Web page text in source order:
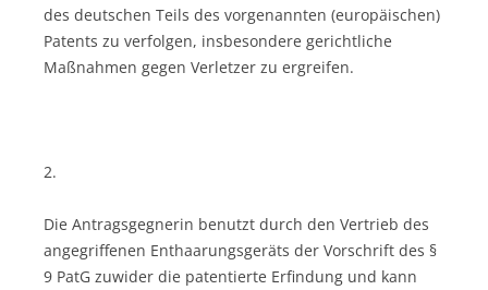
des deutschen Teils des vorgenannten (europäischen)
Patents zu verfolgen, insbesondere gerichtliche
Maßnahmen gegen Verletzer zu ergreifen.
2.
Die Antragsgegnerin benutzt durch den Vertrieb des
angegriffenen Enthaarungsgeräts der Vorschrift des §
9 PatG zuwider die patentierte Erfindung und kann